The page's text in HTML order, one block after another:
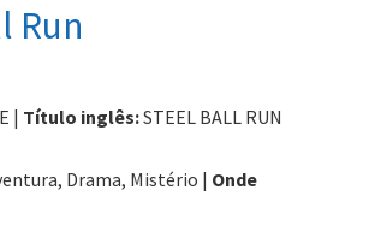
Run
| Título inglês:STEEL BALL RUN
Drama, Mistério | Onde